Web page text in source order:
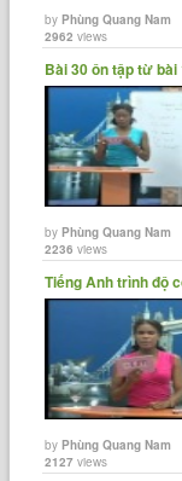
byPhùng Quang Nam
2962 views
Bài 30 ôn tập từ bài
byPhùng Quang Nam
2236 views
Tiếng Anh trình độ
byPhùng Quang Nam
2127 views